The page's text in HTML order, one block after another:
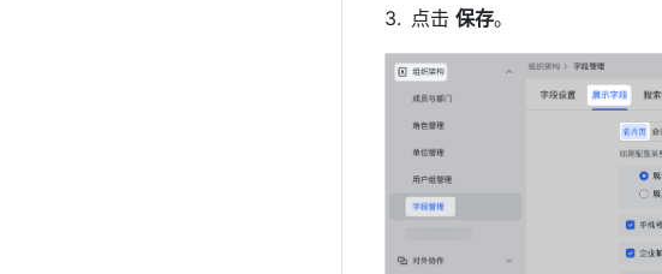
点击 保存。